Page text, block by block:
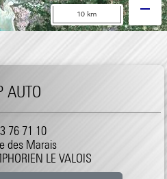
AUTO
76 71 10
des Marais
LE VALOIS